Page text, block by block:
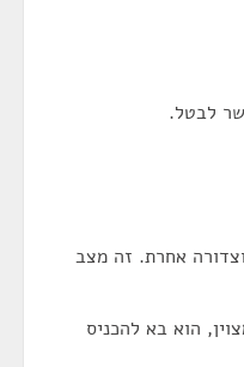
לבטל.
אחרת. זה מצב
הוא בא להכניס